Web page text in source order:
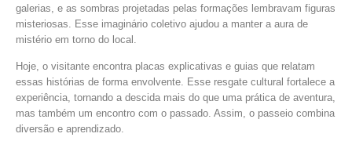
galerias, e as sombras projetadas pelas formações lembravam figuras
misteriosas. Esse imaginário coletivo ajudou a manter a aura de
mistério em torno do local.
Hoje, o visitante encontra placas explicativas e guias que relatam
essas histórias de forma envolvente. Esse resgate cultural fortalece a
experiência, tornando a descida mais do que uma prática de aventura,
mas também um encontro com o passado. Assim, o passeio combina
diversão e aprendizado.